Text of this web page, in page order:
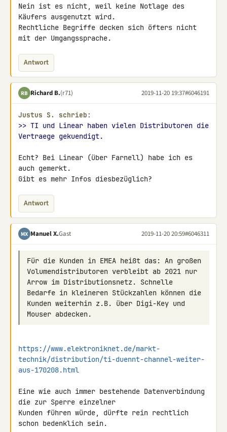
Nein ist es nicht, weil keine Notlage des
Käufers ausgenutzt wird.
Rechtliche Begriffe decken sich öfters nicht
mit der Umgangssprache.
Antwort
RB Richard B.(r71) 2019-11-20 19:37#6046191
Justus S. schrieb:
>> TI und Linear haben vielen Distributoren die
Vertraege gekuendigt.
Echt? Bei Linear (über Farnell) habe ich es
auch gemerkt.
Gibt es mehr Infos diesbezüglich?
Antwort
MX Manuel X.Gast 2019-11-20 20:59#6046311
Für die Kunden in EMEA heißt das: An großen
Volumendistributoren verbleibt ab 2021 nur
Arrow im Distributionsnetz. Schnelle
Bedarfe in kleineren Stückzahlen können die
Kunden weiterhin z.B. über Digi-Key und
https://www.elektroniknet.de/markt-
technik/distribution/ti-duennt-channel-weiter-
aus-170208.html
Eine wie auch immer bestehende Datenverbindung
die zur Sperre einzelner
Kunden führen würde, dürfte rein rechtlich
schon bedenklich sein.